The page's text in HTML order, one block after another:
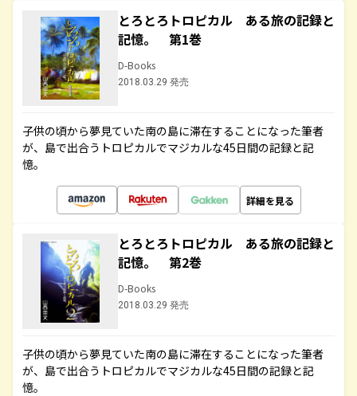
とろとろトロピカル ある旅の記録と
記憶。 第1巻
D-Books
2018.03.29 発売
子供の頃から夢見ていた南の島に滞在することになった筆者
が、島で出合うトロピカルでマジカルな45日間の記録と記
憶。
詳細を見る
とろとろトロピカル ある旅の記録と
記憶。 第2巻
D-Books
2018.03.29 発売
子供の頃から夢見ていた南の島に滞在することになった筆者
が、島で出合うトロピカルでマジカルな45日間の記録と記
憶。